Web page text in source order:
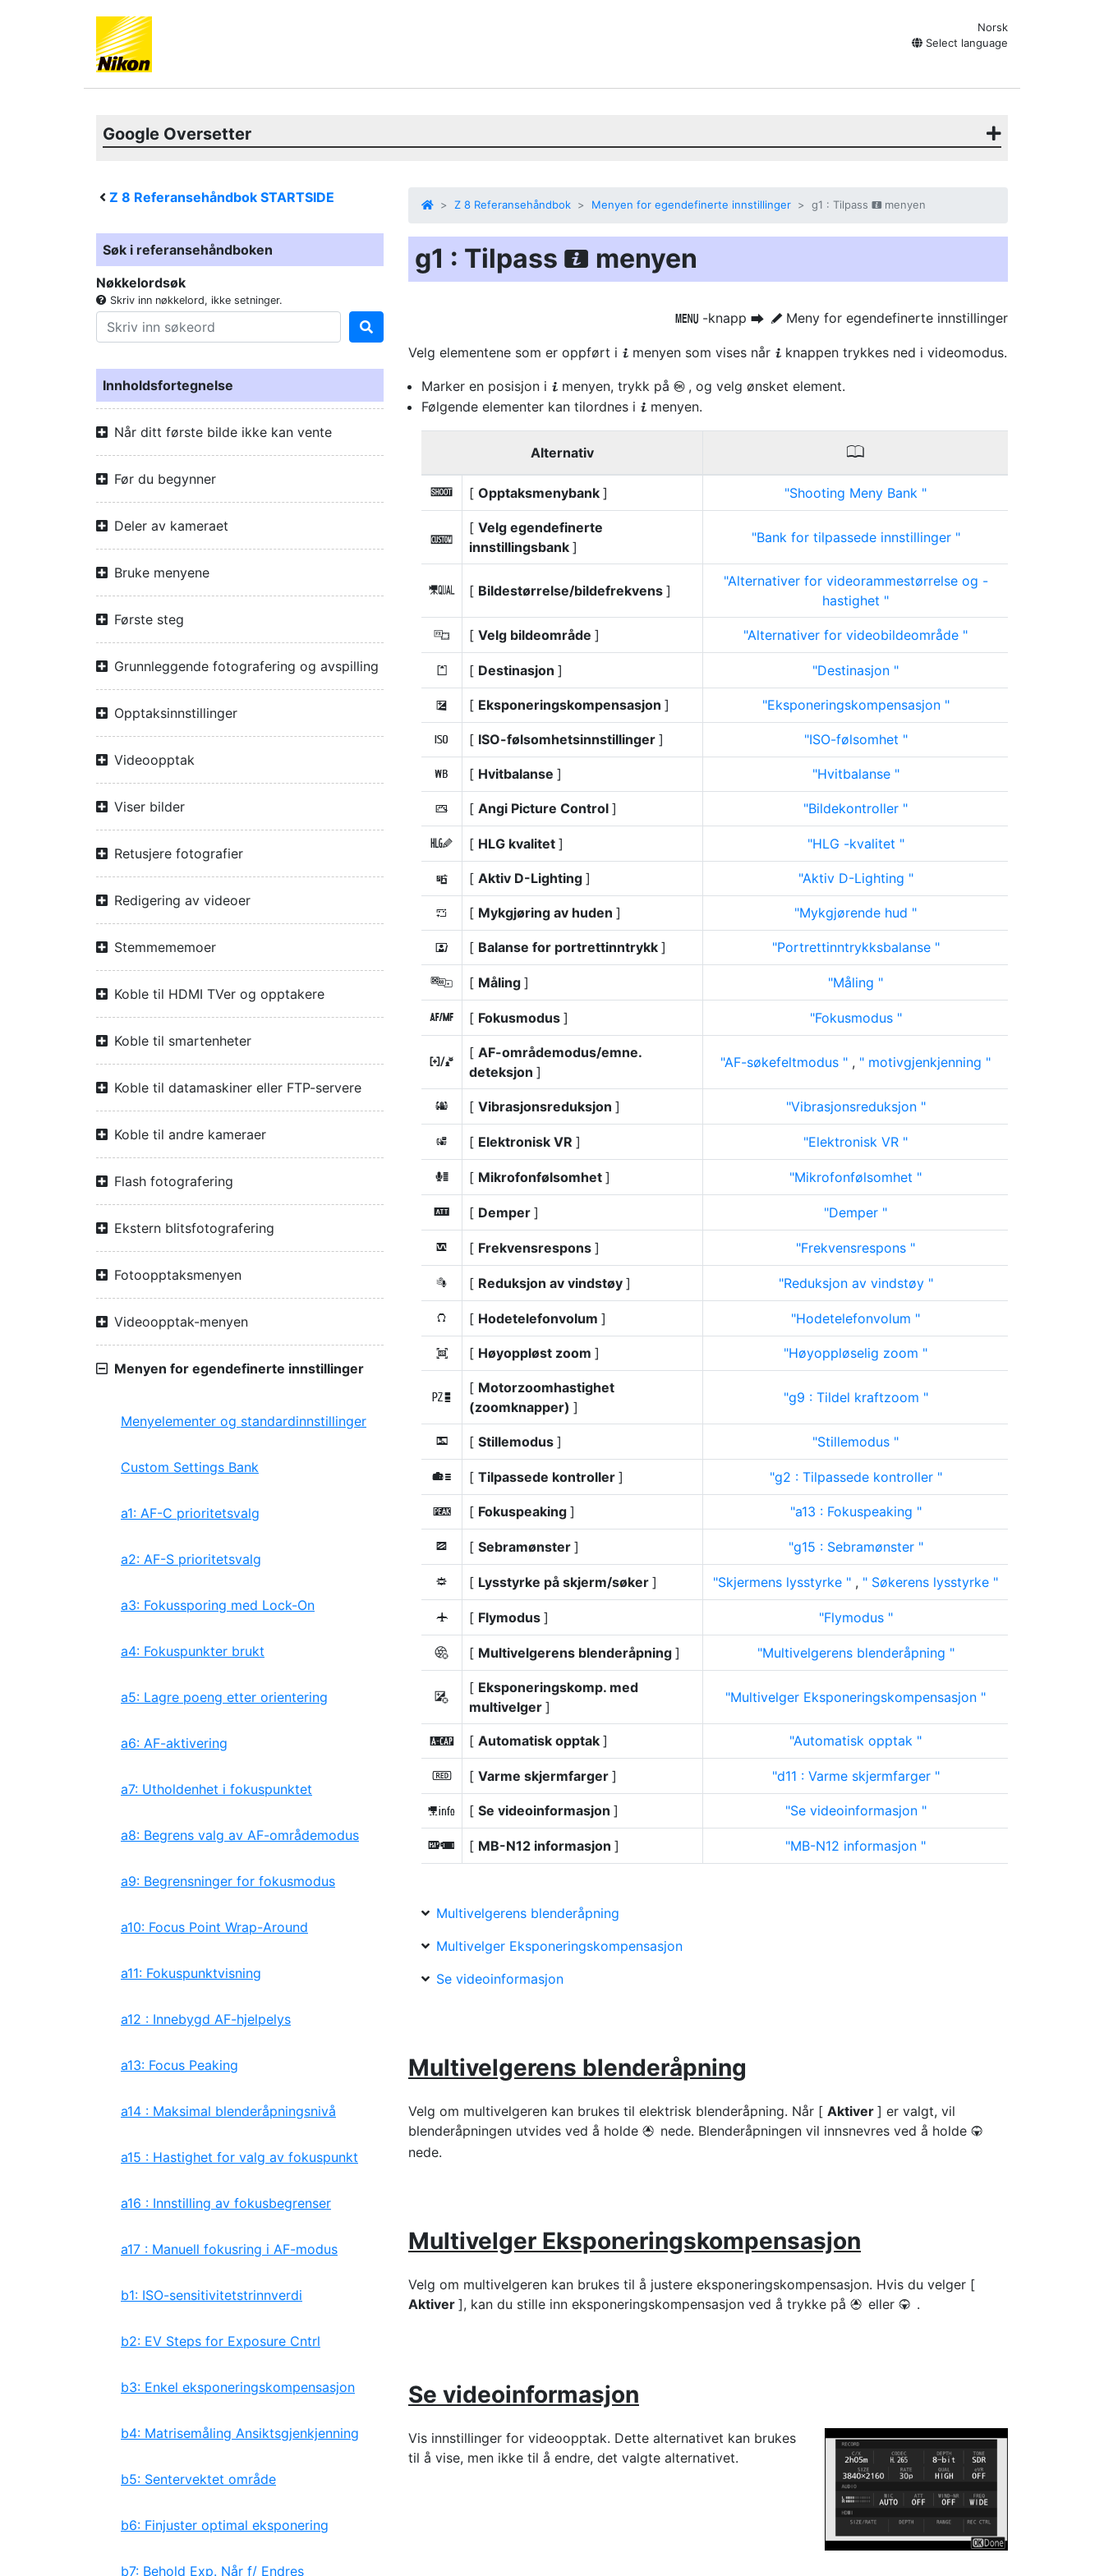
Norsk
Select language
Google Oversetter
Z 8 Referansehåndbok STARTSIDE
Søk i referansehåndboken
Nøkkelordsøk
Skriv inn nøkkelord, ikke setninger.
Innholdsfortegnelse
Når ditt første bilde ikke kan vente
Før du begynner
Deler av kameraet
Bruke menyene
Første steg
Grunnleggende fotografering og avspilling
Opptaksinnstillinger
Videoopptak
Viser bilder
Retusjere fotografier
Redigering av videoer
Stemmememoer
Koble til HDMI TVer og opptakere
Koble til smartenheter
Koble til datamaskiner eller FTP-servere
Koble til andre kameraer
Flash fotografering
Ekstern blitsfotografering
Fotoopptaksmenyen
Videoopptak-menyen
Menyen for egendefinerte innstillinger
Menyelementer og standardinnstillinger
Custom Settings Bank
a1: AF-C prioritetsvalg
a2: AF-S prioritetsvalg
a3: Fokussporing med Lock-On
a4: Fokuspunkter brukt
a5: Lagre poeng etter orientering
a6: AF-aktivering
a7: Utholdenhet i fokuspunktet
a8: Begrens valg av AF-områdemodus
a9: Begrensninger for fokusmodus
a10: Focus Point Wrap-Around
a11: Fokuspunktvisning
a12 : Innebygd AF-hjelpelys
a13: Focus Peaking
a14 : Maksimal blenderåpningsnivå
a15 : Hastighet for valg av fokuspunkt
a16 : Innstilling av fokusbegrenser
a17 : Manuell fokusring i AF-modus
b1: ISO-sensitivitetstrinnverdi
b2: EV Steps for Exposure Cntrl
b3: Enkel eksponeringskompensasjon
b4: Matrisemåling Ansiktsgjenkjenning
b5: Sentervektet område
b6: Finjuster optimal eksponering
b7: Behold Exp. Når f/ Endres
Z 8 Referansehåndbok Menyen for egendefinerte innstillinger g1 : Tilpass i menyen
g1 : Tilpass i menyen
G -knapp U A Meny for egendefinerte innstillinger
Velg elementene som er oppført i i menyen som vises når i knappen trykkes ned i videomodus.
Marker en posisjon i i menyen, trykk på J , og velg ønsket element.
Følgende elementer kan tilordnes i i menyen.
Alternativ 0
n [ Opptaksmenybank ] Shooting Meny Bank
j
[ Velg egendefinerte
innstillingsbank ]
Bank for tilpassede innstillinger
G [ Bildestørrelse/bildefrekvens ]
Alternativer for videorammestørrelse og -
hastighet
J [ Velg bildeområde ] Alternativer for videobildeområde
N [ Destinasjon ] Destinasjon
E [ Eksponeringskompensasjon ] Eksponeringskompensasjon
9 [ ISO-følsomhetsinnstillinger ] ISO-følsomhet
m [ Hvitbalanse ] Hvitbalanse
h [ Angi Picture Control ] Bildekontroller
6 [ HLG kvalitet ] HLG -kvalitet
y [ Aktiv D-Lighting ] Aktiv D-Lighting
h [ Mykgjøring av huden ] Mykgjørende hud
i [ Balanse for portrettinntrykk ] Portrettinntrykksbalanse
w [ Måling ] Måling
s [ Fokusmodus ] Fokusmodus
7
[ AF-områdemodus/emne.
deteksjon ]
AF-søkefeltmodus , motivgjenkjenning
u [ Vibrasjonsreduksjon ] Vibrasjonsreduksjon
4 [ Elektronisk VR ] Elektronisk VR
H [ Mikrofonfølsomhet ] Mikrofonfølsomhet
5 [ Demper ] Demper
6 [ Frekvensrespons ] Frekvensrespons
7 [ Reduksjon av vindstøy ] Reduksjon av vindstøy
8 [ Hodetelefonvolum ] Hodetelefonvolum
H [ Høyoppløst zoom ] Høyoppløselig zoom
v
[ Motorzoomhastighet
(zoomknapper) ]
g9 : Tildel kraftzoom
L [ Stillemodus ] Stillemodus
w [ Tilpassede kontroller ] g2 : Tilpassede kontroller
W [ Fokuspeaking ] a13 : Fokuspeaking
9 [ Sebramønster ] g15 : Sebramønster
3 [ Lysstyrke på skjerm/søker ] Skjermens lysstyrke , Søkerens lysstyrke
u [ Flymodus ] Flymodus
8 [ Multivelgerens blenderåpning ] Multivelgerens blenderåpning
9
[ Eksponeringskomp. med
multivelger ]
Multivelger Eksponeringskompensasjon
X [ Automatisk opptak ] Automatisk opptak
v [ Varme skjermfarger ] d11 : Varme skjermfarger
l [ Se videoinformasjon ] Se videoinformasjon
a [ MB-N12 informasjon ] MB-N12 informasjon
Multivelgerens blenderåpning
Multivelger Eksponeringskompensasjon
Se videoinformasjon
Multivelgerens blenderåpning
Velg om multivelgeren kan brukes til elektrisk blenderåpning. Når [ Aktiver ] er valgt, vil
blenderåpningen utvides ved å holde 1 nede. Blenderåpningen vil innsnevres ved å holde 3
nede.
Multivelger Eksponeringskompensasjon
Velg om multivelgeren kan brukes til å justere eksponeringskompensasjon. Hvis du velger [
Aktiver ], kan du stille inn eksponeringskompensasjon ved å trykke på 1 eller 3 .
Se videoinformasjon
Vis innstillinger for videoopptak. Dette alternativet kan brukes
til å vise, men ikke til å endre, det valgte alternativet.